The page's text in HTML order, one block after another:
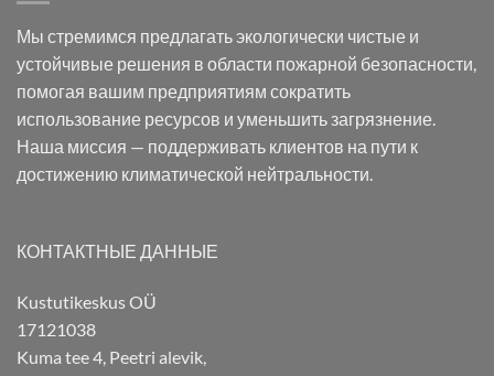
Мы стремимся предлагать экологически чистые и
устойчивые решения в области пожарной безопасности,
помогая вашим предприятиям сократить
использование ресурсов и уменьшить загрязнение.
Наша миссия — поддерживать клиентов на пути к
достижению климатической нейтральности.
КОНТАКТНЫЕ ДАННЫЕ
Kustutikeskus OÜ
17121038
Kuma tee 4, Peetri alevik,